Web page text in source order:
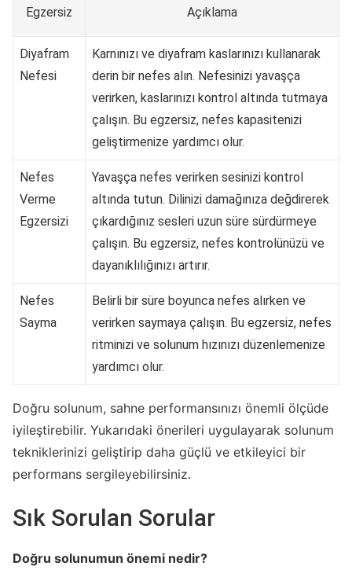
Egzersiz Açıklama
Diyafram
Nefesi
Karnınızı ve diyafram kaslarınızı kullanarak
derin bir nefes alın. Nefesinizi yavaşça
verirken, kaslarınızı kontrol altında tutmaya
çalışın. Bu egzersiz, nefes kapasitenizi
geliştirmenize yardımcı olur.
Nefes
Verme
Egzersizi
Yavaşça nefes verirken sesinizi kontrol
altında tutun. Dilinizi damağınıza değdirerek
çıkardığınız sesleri uzun süre sürdürmeye
çalışın. Bu egzersiz, nefes kontrolünüzü ve
dayanıklılığınızı artırır.
Nefes
Sayma
Belirli bir süre boyunca nefes alırken ve
verirken saymaya çalışın. Bu egzersiz, nefes
ritminizi ve solunum hızınızı düzenlemenize
yardımcı olur.
Doğru solunum, sahne performansınızı önemli ölçüde
iyileştirebilir. Yukarıdaki önerileri uygulayarak solunum
tekniklerinizi geliştirip daha güçlü ve etkileyici bir
performans sergileyebilirsiniz.
Sık Sorulan Sorular
Doğru solunumun önemi nedir?